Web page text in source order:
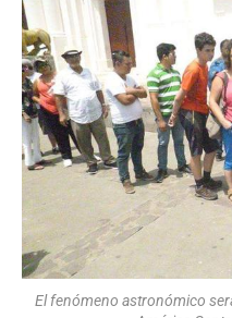
El fenómeno astronómico